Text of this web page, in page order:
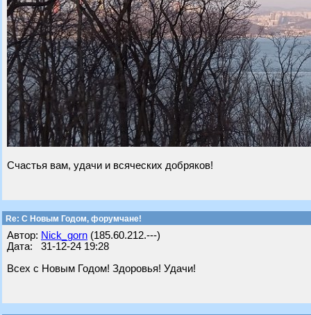
Счастья вам, удачи и всяческих добряков!
Re: С Новым Годом, форумчане!
Автор: Nick_gorn (185.60.212.---)
Дата: 31-12-24 19:28
Всех с Новым Годом! Здоровья! Удачи!